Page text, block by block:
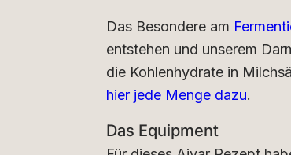
Das Besondere am
entstehen und unserem
die Kohlenhydrate in
hier jede Menge dazu.
Das Equipment